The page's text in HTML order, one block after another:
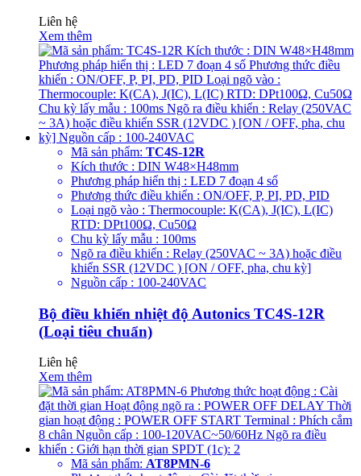
Liên hệ
Xem thêm
Mã sản phẩm: TC4S-12R
Kích thước : DIN W48×H48mm
Phương pháp hiển thị : LED 7 đoạn 4 số
Phương thức điều khiển : ON/OFF, P, PI, PD, PID
Loại ngõ vào : Thermocouple: K(CA), J(IC), L(IC)
RTD: DPt100Ω, Cu50Ω
Chu kỳ lấy mẫu : 100ms
Ngõ ra điều khiển : Relay (250VAC ~ 3A) hoặc điều
khiển SSR (12VDC ) [ON / OFF, pha, chu kỳ]
Nguồn cấp : 100-240VAC
Bộ điều khiển nhiệt độ Autonics TC4S-12R
(Loại tiêu chuẩn)
Liên hệ
Xem thêm
Mã sản phẩm: AT8PMN-6